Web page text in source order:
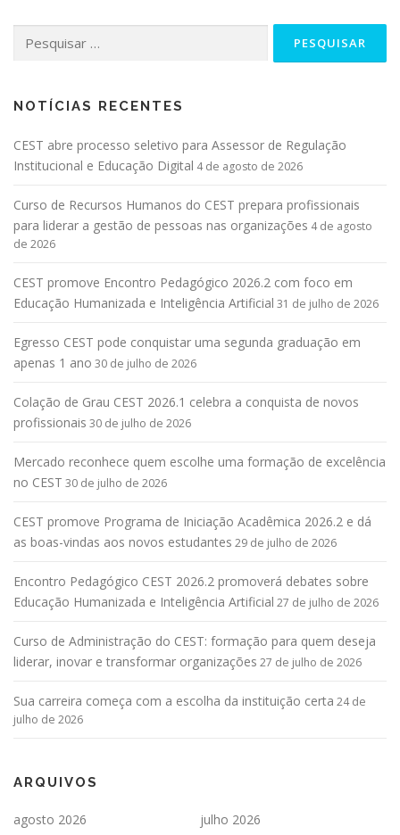
NOTÍCIAS RECENTES
CEST abre processo seletivo para Assessor de Regulação
Institucional e Educação Digital 4 de agosto de 2026
Curso de Recursos Humanos do CEST prepara profissionais
para liderar a gestão de pessoas nas organizações 4 de agosto
de 2026
CEST promove Encontro Pedagógico 2026.2 com foco em
Educação Humanizada e Inteligência Artificial 31 de julho de 2026
Egresso CEST pode conquistar uma segunda graduação em
apenas 1 ano 30 de julho de 2026
Colação de Grau CEST 2026.1 celebra a conquista de novos
profissionais 30 de julho de 2026
Mercado reconhece quem escolhe uma formação de excelência
no CEST 30 de julho de 2026
CEST promove Programa de Iniciação Acadêmica 2026.2 e dá
as boas-vindas aos novos estudantes 29 de julho de 2026
Encontro Pedagógico CEST 2026.2 promoverá debates sobre
Educação Humanizada e Inteligência Artificial 27 de julho de 2026
Curso de Administração do CEST: formação para quem deseja
liderar, inovar e transformar organizações 27 de julho de 2026
Sua carreira começa com a escolha da instituição certa 24 de
julho de 2026
ARQUIVOS
agosto 2026 julho 2026